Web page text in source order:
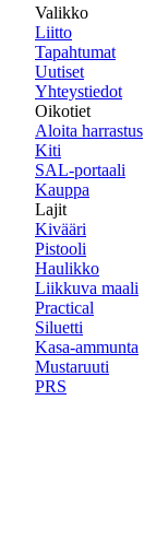
Valikko
Liitto
Tapahtumat
Uutiset
Yhteystiedot
Oikotiet
Aloita harrastus
Kiti
SAL-portaali
Kauppa
Lajit
Kivääri
Pistooli
Haulikko
Liikkuva maali
Practical
Siluetti
Kasa-ammunta
Mustaruuti
PRS